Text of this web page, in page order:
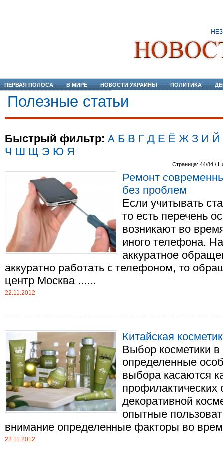
ПЕРВАЯ ПОЛОСА В МИРЕ НОВОСТИ УКРАИНЫ ПОЛИТИКА
Полезные статьи
Быстрый фильтр: А Б В Г Д Е Ё Ж З И Й
Ч Ш Щ Э Ю Я
Страница: 44/84 /
Ремонт
без проблем
Если учитывать
то есть перечень
возникают во
иного телефона.
аккуратное
аккуратно работать с телефоном, то
центр Москва ......
22.11.2012
Китайская
Выбор косметики
определенные
выбора касаются
профилактических
декоративной
опытные
внимание определенные факторы во
22.11.2012